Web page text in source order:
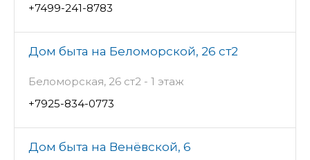
+7499-241-8783
Дом быта на Беломорской, 26 ст2
Беломорская, 26 ст2 - 1 этаж
+7925-834-0773
Дом быта на Венёвской, 6